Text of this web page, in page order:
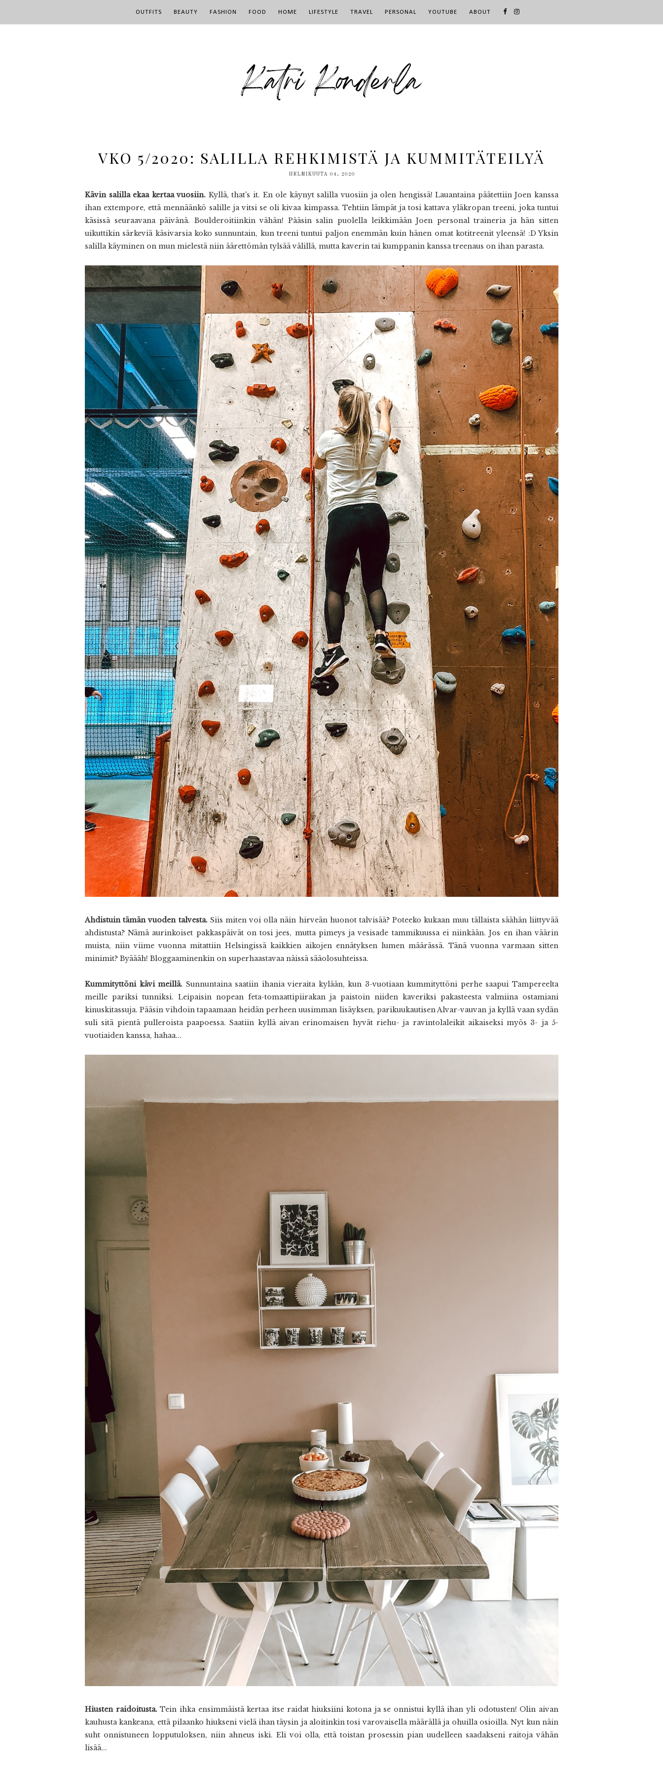
OUTFITS BEAUTY FASHION FOOD HOME LIFESTYLE TRAVEL PERSONAL YOUTUBE ABOUT
VKO 5/2020: SALILLA REHKIMISTÄ JA KUMMITÄTEILYÄ
HELMIKUUTA 04, 2020
Kävin salilla ekaa kertaa vuosiin. Kyllä, that's it. En ole käynyt salilla vuosiin ja olen hengissä! Lauantaina päätettiin Joen kanssa
ihan extempore, että mennäänkö salille ja vitsi se oli kivaa kimpassa. Tehtiin lämpät ja tosi kattava yläkropan treeni, joka tuntui
käsissä seuraavana päivänä. Boulderoitiinkin vähän! Pääsin salin puolella leikkimään Joen personal traineria ja hän sitten
uikuttikin särkeviä käsivarsia koko sunnuntain, kun treeni tuntui paljon enemmän kuin hänen omat kotitreenit yleensä! :D Yksin
salilla käyminen on mun mielestä niin äärettömän tylsää välillä, mutta kaverin tai kumppanin kanssa treenaus on ihan parasta.
Ahdistuin tämän vuoden talvesta. Siis miten voi olla näin hirveän huonot talvisää? Poteeko kukaan muu tällaista säähän liittyvää
ahdistusta? Nämä aurinkoiset pakkaspäivät on tosi jees, mutta pimeys ja vesisade tammikuussa ei niinkään. Jos en ihan väärin
muista, niin viime vuonna mitattiin Helsingissä kaikkien aikojen ennätyksen lumen määrässä. Tänä vuonna varmaan sitten
minimit? Byäääh! Bloggaaminenkin on superhaastavaa näissä sääolosuhteissa.
Kummityttöni kävi meillä. Sunnuntaina saatiin ihania vieraita kylään, kun 3-vuotiaan kummityttöni perhe saapui Tampereelta
meille pariksi tunniksi. Leipaisin nopean feta-tomaattipiirakan ja paistoin niiden kaveriksi pakasteesta valmiina ostamiani
kinuskitassuja. Pääsin vihdoin tapaamaan heidän perheen uusimman lisäyksen, parikuukautisen Alvar-vauvan ja kyllä vaan sydän
suli sitä pientä pulleroista paapoessa. Saatiin kyllä aivan erinomaisen hyvät riehu- ja ravintolaleikit aikaiseksi myös 3- ja 5-
vuotiaiden kanssa, hahaa...
Hiusten raidoitusta.Tein ihka ensimmäistä kertaa itse raidat hiuksiini kotona ja se onnistui kyllä ihan yli odotusten! Olin aivan
kauhusta kankeana, että pilaanko hiukseni vielä ihan täysin ja aloitinkin tosi varovaisella määrällä ja ohuilla osioilla. Nyt kun näin
suht onnistuneen lopputuloksen, niin ahneus iski. Eli voi olla, että toistan prosessin pian uudelleen saadakseni raitoja vähän
lisää...